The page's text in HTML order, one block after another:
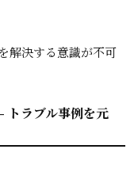
解決する意識が不可
トラブル事例を元